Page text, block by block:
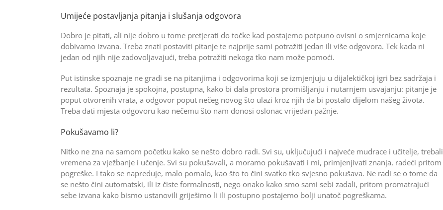
Umijeće postavljanja pitanja i slušanja odgovora
Dobro je pitati, ali nije dobro u tome pretjerati do točke kad postajemo potpuno ovisni o smjernicama koje
dobivamo izvana. Treba znati posta­viti pitanje te najprije sami potražiti jedan ili više odgovora. Tek kada ni
jedan od njih nije zadovoljavajući, treba potražiti nekoga tko nam može pomoći.
Put istinske spoznaje ne gradi se na pitanjima i odgovorima koji se izmjenjuju u dijalektičkoj igri bez sadržaja i
rezultata. Spoznaja je spokojna, postupna, kako bi dala pro­stora promišljanju i nutarnjem ­usvajanju: pitanje je
poput otvorenih vrata, a odgovor poput nečeg novog što ulazi kroz njih da bi postalo dijelom našeg života.
Treba dati mjesta odgovoru kao nečemu što nam do­nosi oslonac vrijedan pažnje.
Pokušavamo li?
Nitko ne zna na samom početku kako se nešto dobro radi. Svi su, uključujući i najveće mudrace i učitelje, trebali
vremena za vježbanje i učenje. Svi su pokušavali, a moramo pokušavati i mi, primjenjivati znanja, radeći pritom
pogreške. I tako se napreduje, malo pomalo, kao što to čini svatko tko svjesno pokušava. Ne radi se o tome da
se nešto čini automatski, ili iz čiste formalnosti, nego onako kako smo sami sebi zadali, pritom promatrajući
sebe izvana kako bismo ustanovili griješimo li ili postupno postajemo bolji unatoč pogreškama.